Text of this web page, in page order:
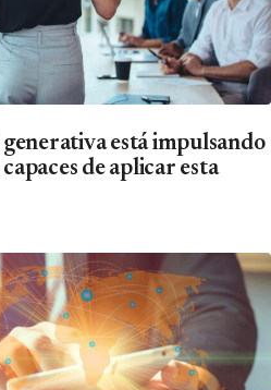
está impulsando
de aplicar esta